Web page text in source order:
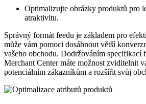
Optimalizujte obrázky produktů pro
atraktivitu.
Správný formát feedu je základem pro
může vám pomoci dosáhnout větší
vašeho obchodu. Dodržováním specifikací
Merchant Center máte možnost zviditelnit
potenciálním zákazníkům a rozšířit svůj